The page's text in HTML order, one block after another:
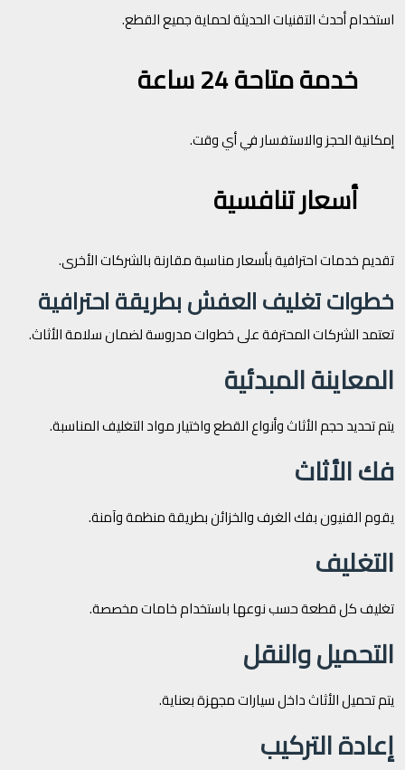
استخدام أحدث التقنيات الحديثة لحماية جميع القطع.
خدمة متاحة 24 ساعة
إمكانية الحجز والاستفسار في أي وقت.
أسعار تنافسية
تقديم خدمات احترافية بأسعار مناسبة مقارنة بالشركات الأخرى.
خطوات تغليف العفش بطريقة احترافية
تعتمد الشركات المحترفة على خطوات مدروسة لضمان سلامة الأثاث.
المعاينة المبدئية
يتم تحديد حجم الأثاث وأنواع القطع واختيار مواد التغليف المناسبة.
فك الأثاث
يقوم الفنيون بفك الغرف والخزائن بطريقة منظمة وآمنة.
التغليف
تغليف كل قطعة حسب نوعها باستخدام خامات مخصصة.
التحميل والنقل
يتم تحميل الأثاث داخل سيارات مجهزة بعناية.
إعادة التركيب